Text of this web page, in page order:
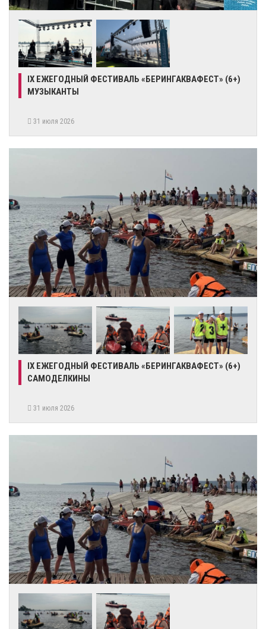
IX ЕЖЕГОДНЫЙ ФЕСТИВАЛЬ «БЕРИНГАКВАФЕСТ» (6+)
МУЗЫКАНТЫ
31 июля 2026
IX ЕЖЕГОДНЫЙ ФЕСТИВАЛЬ «БЕРИНГАКВАФЕСТ» (6+)
САМОДЕЛКИНЫ
31 июля 2026